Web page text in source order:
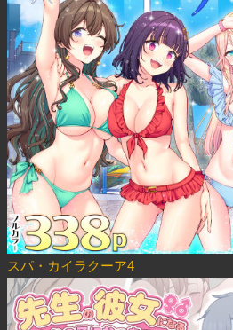
スパ・カイラクーア4